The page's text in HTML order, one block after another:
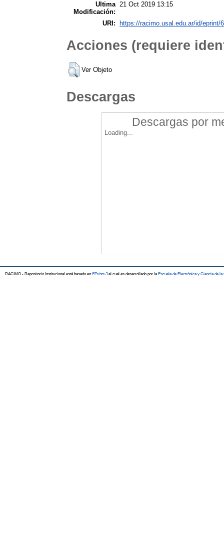
Ultima
Modificación:
21 Oct 2019 13:15
URI: https://racimo.usal.edu.ar/id/eprint/
Acciones (requiere
Ver Objeto
Descargas
Descargas por
Loading...
RACIMO - Repositorio Institucional está basado en EPrints 3el cual es desarrollado por la Escuela de Electrónica y Ciencia de la